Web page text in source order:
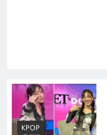
KPOP